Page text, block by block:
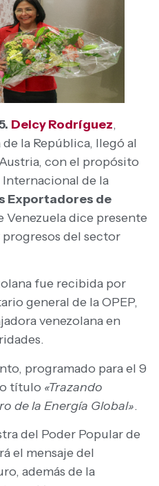
Delcy Rodríguez,
la República, llegó al
con el propósito
Internacional de la
Exportadores de
Venezuela dice presente
progresos del sector
fue recibida por
general de la OPEP,
venezolana en
programado para el 9
título «Trazando
de la Energía Global».
del Poder Popular de
el mensaje del
además de la